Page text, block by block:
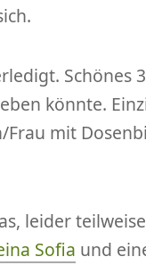
Schönes 3
könnte.
Frau mit
leider teilweise
Sofia und